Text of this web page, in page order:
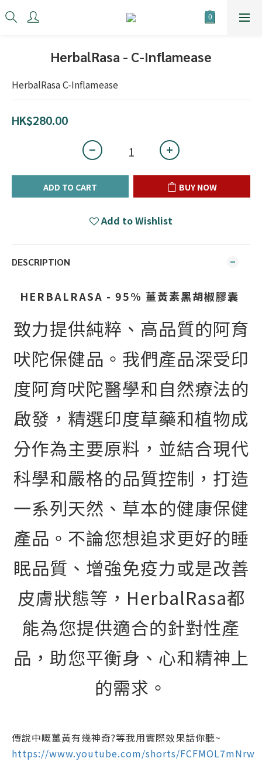
HerbalRasa - C-Inflamease
HerbalRasa C-Inflamease
HK$280.00
ADD TO CART BUY NOW
Add to Wishlist
DESCRIPTION
HERBALRASA - 95% 薑黃素黑胡椒膠囊
致力提供純粹、高品質的阿育
吠陀保健品。我們產品深受印
度阿育吠陀醫學和自然療法的
啟發，精選印度草藥和植物成
分作為主要原料，並結合現代
科學和嚴格的品質控制，打造
一系列天然、草本的健康保健
產品。不論您想追求更好的睡
眠品質、增強免疫力或是改善
皮膚狀態等，HerbalRasa都
能為您提供適合的針對性產
品，助您平衡身、心和精神上
的需求。
傳說中嘅薑黃有幾神奇?等我用實際效果話你聽~
https://www.youtube.com/shorts/FCFMOL7mNrw